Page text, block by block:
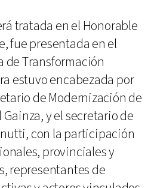
tratada en el Honorable
fue presentada en el
de Transformación
estuvo encabezada por
de Modernización de
y el secretario de
con la participación
provinciales y
representantes de